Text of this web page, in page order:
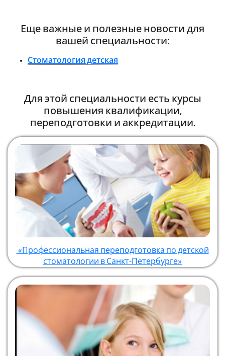
Еще важные и полезные новости для
вашей специальности:
Стоматология детская
Для этой специальности есть курсы
повышения квалификации,
переподготовки и аккредитации.
«Профессиональная переподготовка по детской
стоматологии в Санкт‑Петербурге»